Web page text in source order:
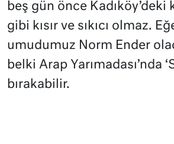
beş gün önce Kadıköy’deki
gibi kısır ve sıkıcı olmaz.
umudumuz Norm Ender
belki Arap Yarımadası’nda
bırakabilir.